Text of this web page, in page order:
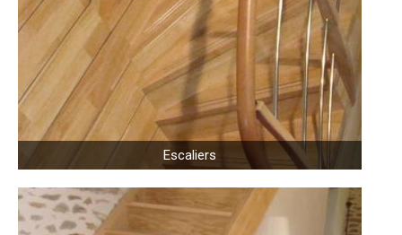
Escaliers